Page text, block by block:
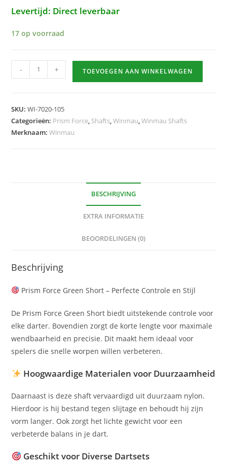
Levertijd: Direct leverbaar
17 op voorraad
Force
hoeveelheid
- + TOEVOEGEN AAN WINKELWAGEN
SKU:WI-7020-105
Categorieën: Prism Force, Shafts,Winmau,Winmau Shafts
Merknaam:Winmau
BESCHRIJVING
EXTRA INFORMATIE
BEOORDELINGEN (0)
Beschrijving
Prism Force Green Short – Perfecte Controle en Stijl
De Prism Force Green Short biedt uitstekende controle voor
elke darter. Bovendien zorgt de korte lengte voor maximale
wendbaarheid en precisie. Dit maakt hem ideaal voor
spelers die snelle worpen willen verbeteren.
Hoogwaardige Materialen voor Duurzaamheid
Daarnaast is deze shaft vervaardigd uit duurzaam nylon.
Hierdoor is hij bestand tegen slijtage en behoudt hij zijn
vorm langer. Ook zorgt het lichte gewicht voor een
verbeterde balans in je dart.
Geschikt voor Diverse Dartsets